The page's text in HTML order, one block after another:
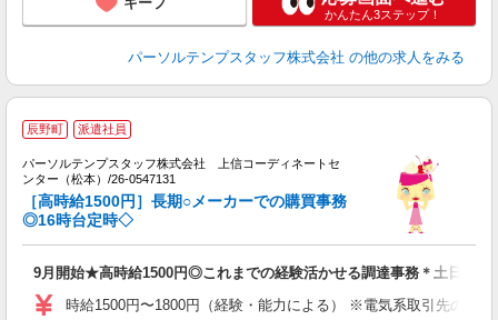
かんたん3ステップ！
パーソルテンプスタッフ株式会社 の他の求人をみる
辰野町 派遣社員
パーソルテンプスタッフ株式会社 上信コーディネートセ
ンター（松本）/26-0547131
［高時給1500円］長期○メーカーでの購買事務
◎16時台定時◇
9月開始★高時給1500円◎これまでの経験活かせる調達事務＊土日祝休
時給1500円〜1800円（経験・能力による） ※電気系取引先の工